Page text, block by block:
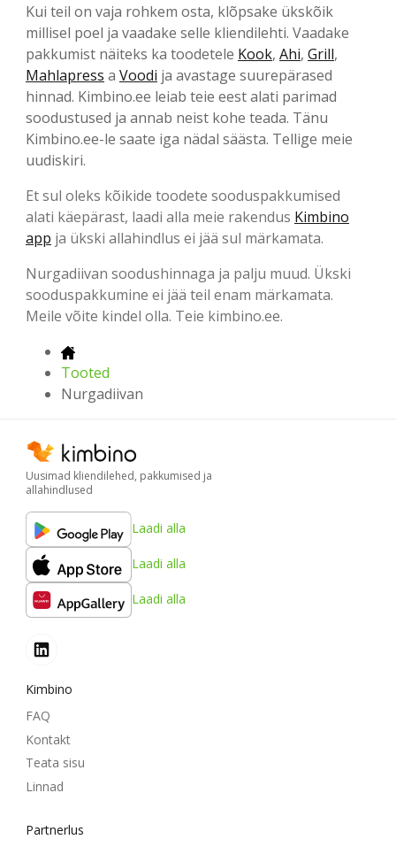
Kui teil on vaja rohkem osta, klõpsake ükskõik
millisel poel ja vaadake selle kliendilehti. Vaadake
pakkumist näiteks ka toodetele Kook, Ahi, Grill,
Mahlapress a Voodi ja avastage suurepärased
hinnad. Kimbino.ee leiab teie eest alati parimad
soodustused ja annab neist kohe teada. Tänu
Kimbino.ee-le saate iga nädal säästa. Tellige meie
uudiskiri.
Et sul oleks kõikide toodete sooduspakkumised
alati käepärast, laadi alla meie rakendus Kimbino
app ja ükski allahindlus ei jää sul märkamata.
Nurgadiivan soodushinnaga ja palju muud. Ükski
sooduspakkumine ei jää teil enam märkamata.
Meile võite kindel olla. Teie kimbino.ee.
Tooted
Nurgadiivan
Uusimad kliendilehed, pakkumised ja
allahindlused
Laadi alla
Laadi alla
Laadi alla
Kimbino
FAQ
Kontakt
Teata sisu
Linnad
Partnerlus